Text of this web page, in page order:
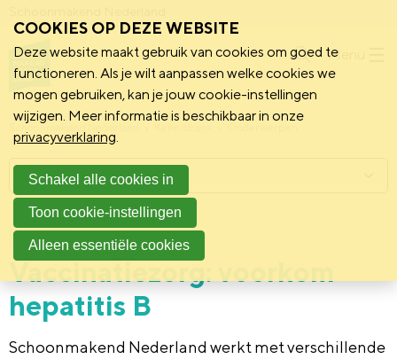
Menu
Schoonmakend Nederland
Vereniging 20 februari 2023
Vaccinatiezorg: voorkom
hepatitis B
Schoonmakend Nederland werkt met verschillende
Menu
COOKIES OP DEZE WEBSITE
Deze website maakt gebruik van cookies om goed te
functioneren. Als je wilt aanpassen welke cookies we
mogen gebruiken, kan je jouw cookie-instellingen
wijzigen. Meer informatie is beschikbaar in onze
privacyverklaring.
Schakel alle cookies in
Toon cookie-instellingen
Alleen essentiële cookies